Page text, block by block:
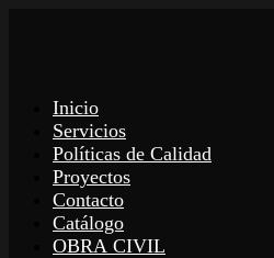
Inicio
Servicios
Políticas de Calidad
Proyectos
Contacto
Catálogo
OBRA CIVIL